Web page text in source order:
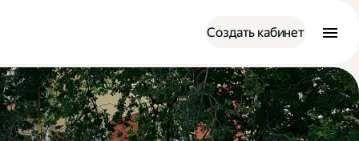
Создать кабинет